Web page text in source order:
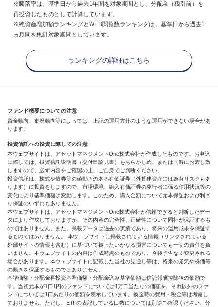
※騰落率は、基準日から過去1年間を対象期間とし、分配金（税引前）を
再投資したものとして計算しています。
※純資産増加額ランキングとWEB閲覧数ランキングは、基準日から過去1
ヵ月間を集計対象期間としています。
ランキングの詳細はこちら
ファンド概要についての注意
資金動向、市況動向等によっては、上記の運用方針のような運用ができない場合があ
ります。
投資信託への投資に際しての注意
本ウェブサイトは、アセットマネジメントOne株式会社が作成したものです。お申込
に際しては、投資信託説明書（交付目論見書）をあらかじめ、または同時にお渡し致
しますので、必ず内容をご確認の上、ご自身でご判断ください。
投資信託は、株式や債券等の値動きのある有価証券（外貨建資産には為替リスクもあ
ります）に投資をしますので、市場環境、組入有価証券の発行者に係る信用状況等の
変化により基準価額は変動します。このため、購入金額について元本保証および利回
り保証のいずれもありません。
本ウェブサイトは、アセットマネジメントOne株式会社が信頼できると判断したデー
タにより作成しておりますが、その内容の完全性、正確性について同社が保証するも
のではありません。また、掲載データは過去の実績であり、将来の運用成果を保証す
るものではありません。 本ウェブサイトに掲載されている情報（リンクされている
外部サイトの情報も含む）に基づいて被ったいかなる損害についても一切の責任を負
いません。本ウェブサイトの内容は作成時点のものであり、今後予告なく変更される
場合があります。本ウェブサイトに記載した当社の見通し等は、将来の景気や株価等
の動きを保証するものではありません。
基準価額・分配金再投資基準価額・分配金込み基準価額は信託報酬控除後の価額で
す。当初元本が1口1円のファンドについては1万口当たりの価額を、それ以外のファ
ンドについては1口あたりの価額を表示しています。換金時の費用・税金等は考慮し
ておりません。ただし、ETFの表記している口数については別途ご確認ください。分